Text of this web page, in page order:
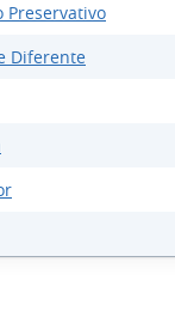
Preservativo
Diferente